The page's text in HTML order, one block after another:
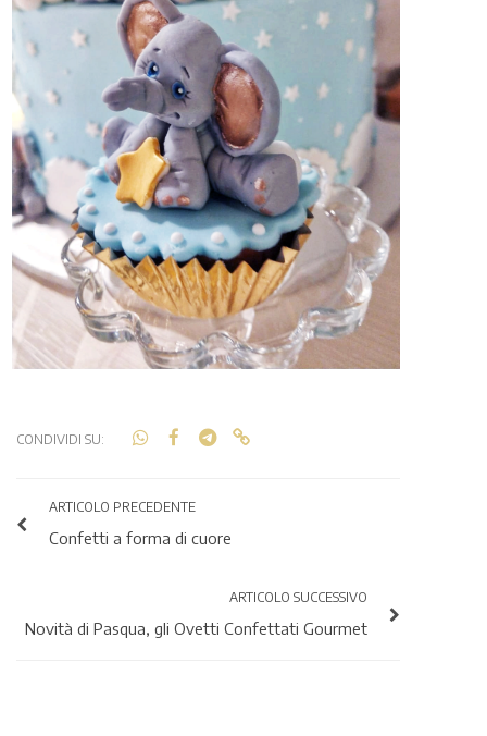
CONDIVIDI SU:
ARTICOLO PRECEDENTE
Confetti a forma di cuore
ARTICOLO SUCCESSIVO
Novità di Pasqua, gli Ovetti Confettati Gourmet